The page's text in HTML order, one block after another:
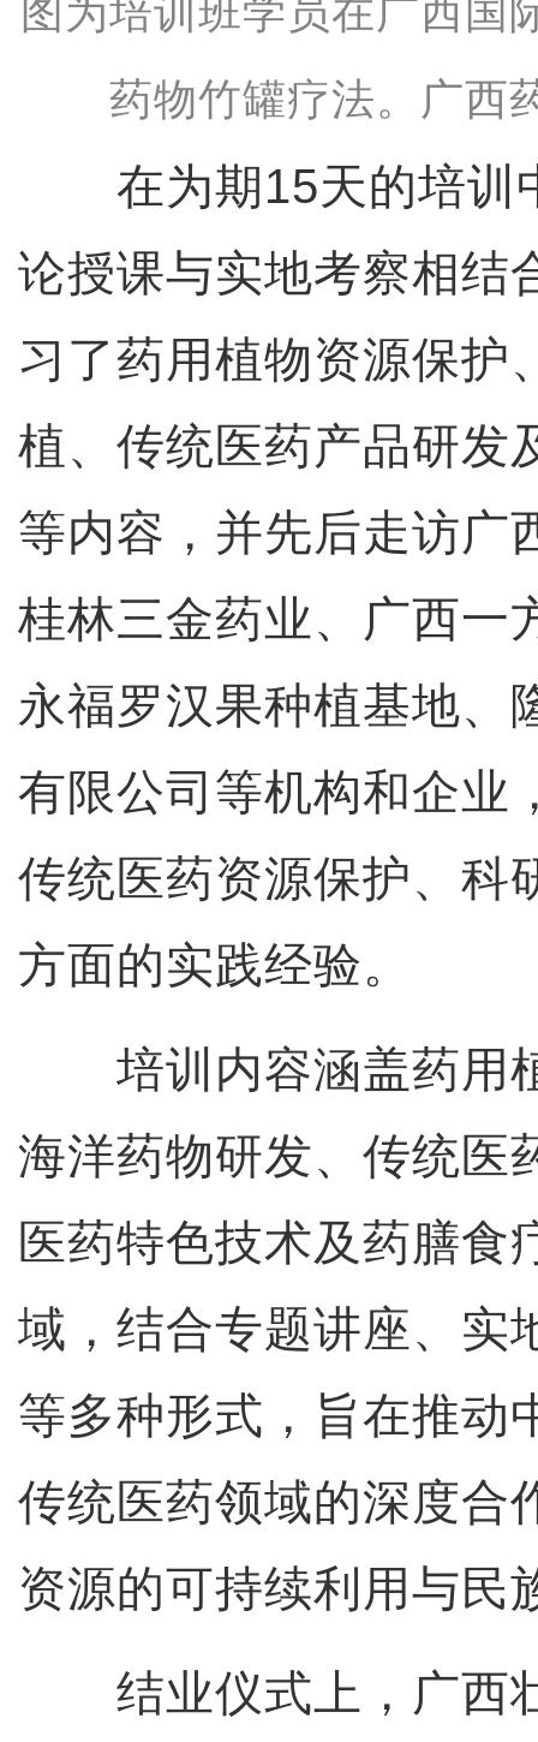
图为培训班学员在广西国
药物竹罐疗法。广西
在为期15天的培训
论授课与实地考察相结
习了药用植物资源保护
植、传统医药产品研发
等内容，并先后走访广
桂林三金药业、广西一
永福罗汉果种植基地、
有限公司等机构和企业
传统医药资源保护、科
方面的实践经验。
培训内容涵盖药用
海洋药物研发、传统医
医药特色技术及药膳食
域，结合专题讲座、实
等多种形式，旨在推动
传统医药领域的深度合
资源的可持续利用与民
结业仪式上，广西